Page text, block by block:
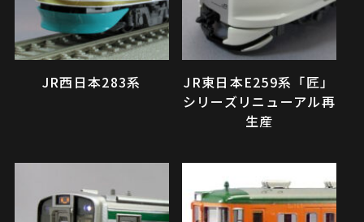
JR西日本283系
JR東日本E259系「匠」
シリーズリニューアル再
生産